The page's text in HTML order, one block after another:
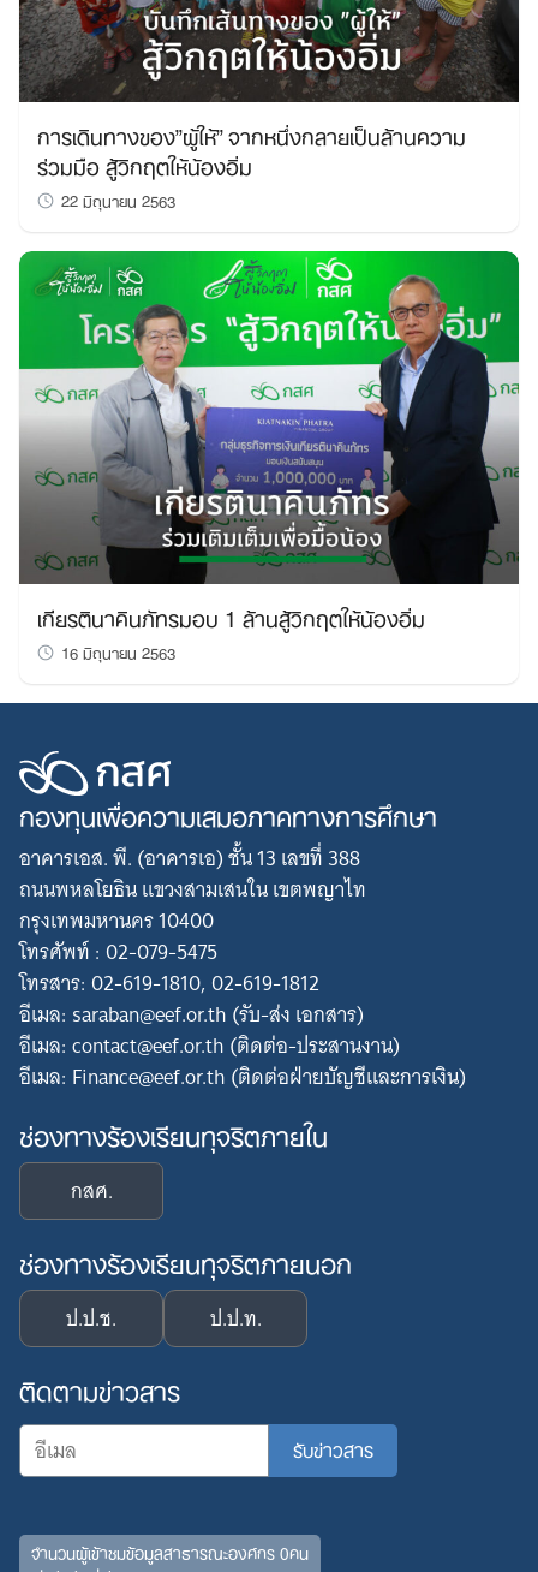
Search
for:
การเดินทางของ”ผู้ให้” จากหนึ่งกลายเป็นล้านความ
ร่วมมือ สู้วิกฤตให้น้องอิ่ม
22 มิถุนายน 2563
เกียรตินาคินภัทรมอบ 1 ล้านสู้วิกฤตให้น้องอิ่ม
16 มิถุนายน 2563
กองทุนเพื่อความเสมอภาคทางการศึกษา
อาคารเอส. พี. (อาคารเอ) ชั้น 13 เลขที่ 388
ถนนพหลโยธิน แขวงสามเสนใน เขตพญาไท
กรุงเทพมหานคร 10400
โทรศัพท์ : 02-079-5475
โทรสาร: 02-619-1810, 02-619-1812
อีเมล: saraban@eef.or.th (รับ-ส่ง เอกสาร)
อีเมล: contact@eef.or.th (ติดต่อ-ประสานงาน)
อีเมล: Finance@eef.or.th (ติดต่อฝ่ายบัญชีและการเงิน)
ช่องทางร้องเรียนทุจริตภายใน
กสศ.
ช่องทางร้องเรียนทุจริตภายนอก
ป.ป.ช. ป.ป.ท.
ติดตามข่าวสาร
จำนวนผู้เข้าชมข้อมูลสาธารณะองค์กร 0คน